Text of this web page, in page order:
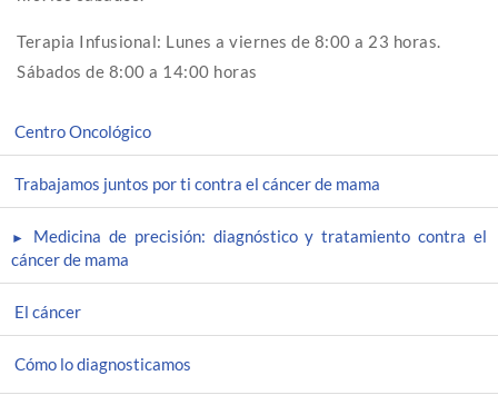
Terapia Infusional: Lunes a viernes de 8:00 a 23 horas.
Sábados de 8:00 a 14:00 horas
Centro Oncológico
Trabajamos juntos por ti contra el cáncer de mama
Medicina de precisión: diagnóstico y tratamiento contra el
cáncer de mama
El cáncer
Cómo lo diagnosticamos